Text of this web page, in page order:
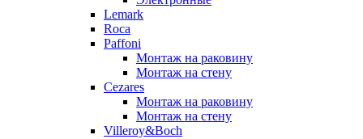
Lemark
Roca
Paffoni
Монтаж на раковину
Монтаж на стену
Cezares
Монтаж на раковину
Монтаж на стену
Villeroy&Boch